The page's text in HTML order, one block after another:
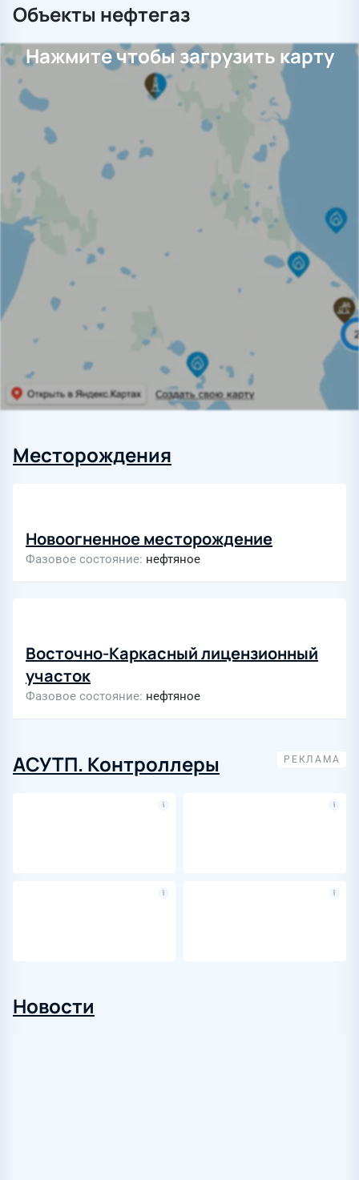
Объекты нефтегаз
Нажмите чтобы загрузить карту
Месторождения
Новоогненное месторождение
Фазовое состояние нефтяное
Восточно-Каркасный лицензионный
участок
Фазовое состояние нефтяное
АСУТП. Контроллеры
Новости